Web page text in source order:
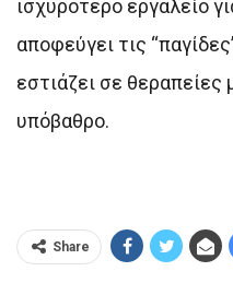
ισχυρότερο εργαλείο
αποφεύγει τις
εστιάζει σε θεραπείες
υπόβαθρο.
Share